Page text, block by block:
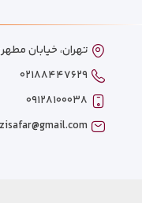
تهران، خیابان مطهری ،
۰۲۱۸۸۴۴۷۶۲۹
۰۹۱۲۸۱۰۰۰۳۸